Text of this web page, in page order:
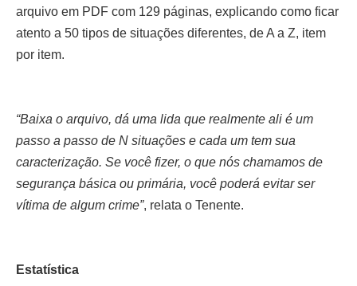
arquivo em PDF com 129 páginas, explicando como ficar
atento a 50 tipos de situações diferentes, de A a Z, item
por item.
“Baixa o arquivo, dá uma lida que realmente ali é um
passo a passo de N situações e cada um tem sua
caracterização. Se você fizer, o que nós chamamos de
segurança básica ou primária, você poderá evitar ser
vítima de algum crime”, relata o Tenente.
Estatística